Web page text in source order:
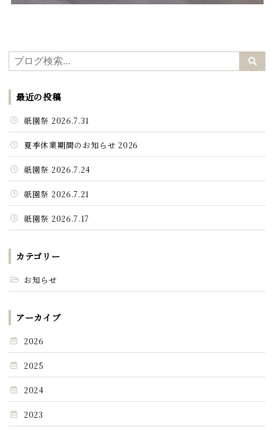
最近の投稿
祇園祭 2026.7.31
夏季休業期間のお知らせ 2026
祇園祭 2026.7.24
祇園祭 2026.7.21
祇園祭 2026.7.17
カテゴリー
お知らせ
アーカイブ
2026
2025
2024
2023